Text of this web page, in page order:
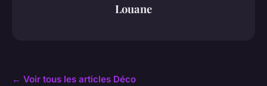
Louane
← Voir tous les articles Déco